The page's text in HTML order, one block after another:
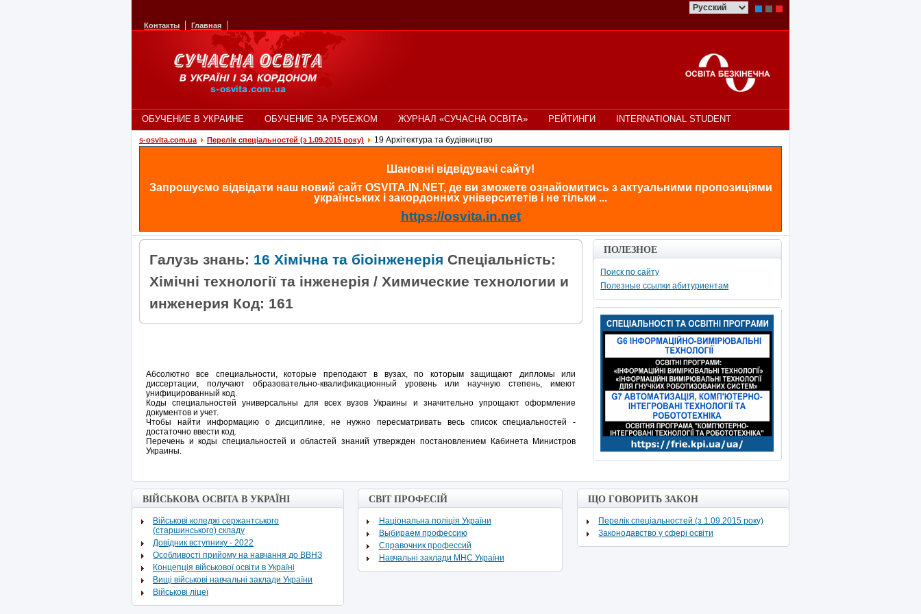
Контакты Главная
ОБУЧЕНИЕ В УКРАИНЕ ОБУЧЕНИЕ ЗА РУБЕЖОМ ЖУРНАЛ «СУЧАСНА ОСВІТА» РЕЙТИНГИ INTERNATIONAL STUDENT
s-osvita.com.ua Перелік спеціальностей (з 1.09.2015 року) 19 Архітектура та будівництво
Шановні відвідувачі сайту!
Запрошуємо відвідати наш новий сайт OSVITA.IN.NET, де ви зможете ознайомитись з актуальними пропозиціями
українських і закордонних університетів і не тільки ...
https://osvita.in.net
Галузь знань: 16 Хімічна та біоінженерія Спеціальність:
Хімічні технології та інженерія / Химические технологии и
инженерия Код: 161
Абсолютно все специальности, которые преподают в вузах, по которым защищают дипломы или
диссертации, получают образовательно-квалификационный уровень или научную степень, имеют
унифицированный код.
Коды специальностей универсальны для всех вузов Украины и значительно упрощают оформление
документов и учет.
Чтобы найти информацию о дисциплине, не нужно пересматривать весь список специальностей -
достаточно ввести код.
Перечень и коды специальностей и областей знаний утвержден постановлением Кабинета Министров
Украины.
ПОЛЕЗНОЕ
Поиск по сайту
Полезные ссылки абитуриентам
ВІЙСЬКОВА ОСВІТА В УКРАЇНІ
Військові коледжі сержантського
(старшинського) складу
Довідник вступнику - 2022
Особливості прийому на навчання до ВВНЗ
Концепція військової освіти в Україні
Вищі військові навчальні заклади України
Військові ліцеї
СВІТ ПРОФЕСІЙ
Національна поліція України
Выбираем профессию
Cправочник профессий
Навчальні заклади МНС України
ЩО ГОВОРИТЬ ЗАКОН
Перелік спеціальностей (з 1.09.2015 року)
Законодавство у сфері освіти